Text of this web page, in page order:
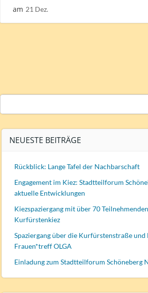
am 21 Dez.
for:
NEUESTE BEITRÄGE
Rückblick: Lange Tafel der Nachbarschaft
Engagement im Kiez: Stadtteilforum
aktuelle Entwicklungen
Kiezspaziergang mit über 70
Kurfürstenkiez
Spaziergang über die Kurfürstenstraße und
Frauen*treff OLGA
Einladung zum Stadtteilforum Schöneberg